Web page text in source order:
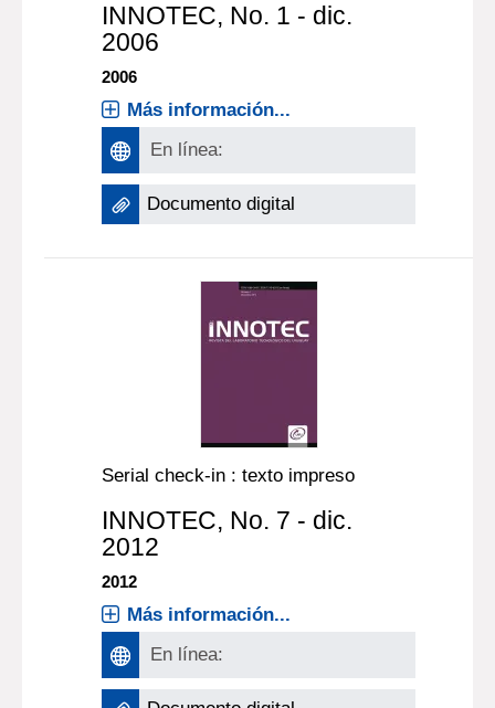
INNOTEC, No. 1 - dic.
2006
2006
Más información...
En línea:
Documento digital
Serial check-in : texto impreso
INNOTEC, No. 7 - dic.
2012
2012
Más información...
En línea: